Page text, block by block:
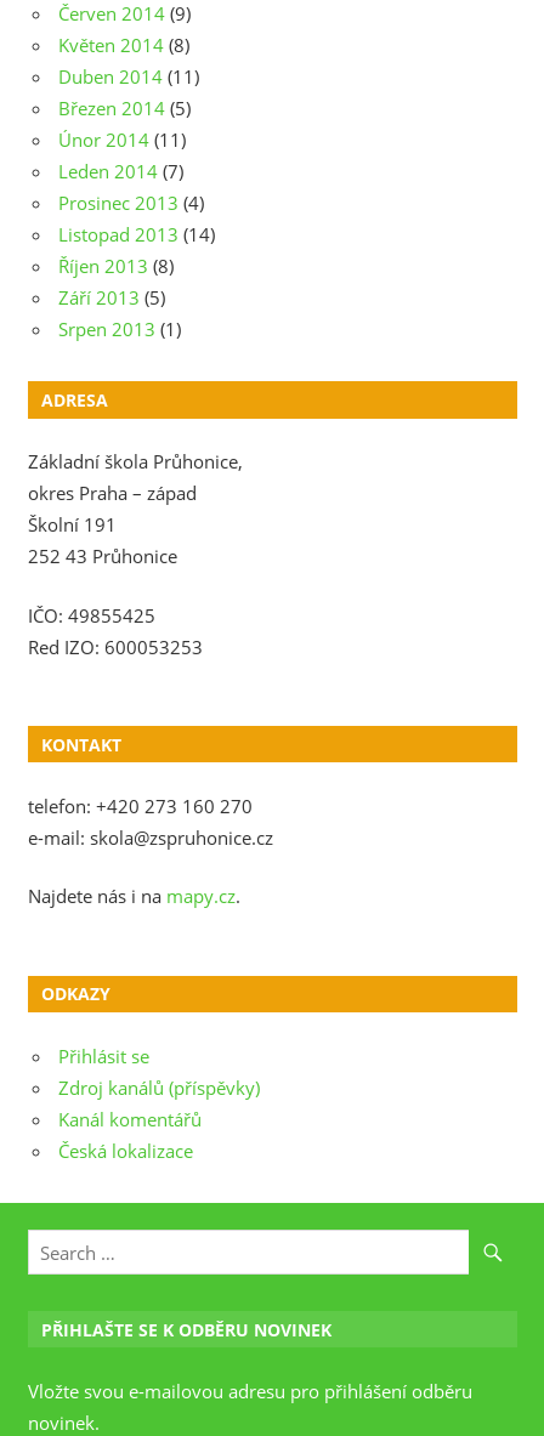
Červen 2014 (9)
Květen 2014 (8)
Duben 2014 (11)
Březen 2014 (5)
Únor 2014 (11)
Leden 2014 (7)
Prosinec 2013 (4)
Listopad 2013 (14)
Říjen 2013 (8)
Září 2013 (5)
Srpen 2013 (1)
ADRESA
Základní škola Průhonice,
okres Praha – západ
Školní 191
252 43 Průhonice
IČO: 49855425
Red IZO: 600053253
KONTAKT
telefon: +420 273 160 270
e-mail: skola@zspruhonice.cz
Najdete nás i na mapy.cz.
ODKAZY
Přihlásit se
Zdroj kanálů (příspěvky)
Kanál komentářů
Česká lokalizace
PŘIHLAŠTE SE K ODBĚRU NOVINEK
Vložte svou e-mailovou adresu pro přihlášení odběru
novinek.